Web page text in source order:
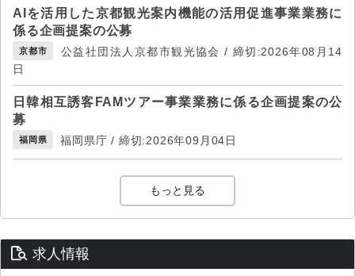
AIを活用した京都観光案内機能の活用促進事業業務に
係る企画提案の公募
京都市
公益社団法人京都市観光協会 / 締切:2026年08月14
日
日韓相互誘客FAMツアー事業業務に係る企画提案の公
募
福岡県 福岡県庁 / 締切:2026年09月04日
もっと見る
求人情報